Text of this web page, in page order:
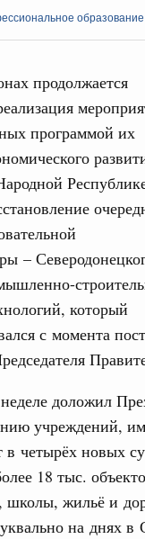
образование
продолжается
программой их
–
который
с момента
доложил
учреждений,
в четырёх новых
18 тыс.
школы, жильё и
на днях
пятница
среда
технологий
Кравцов
на
политики
Федерации.